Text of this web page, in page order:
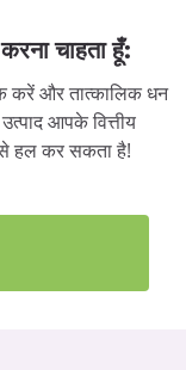
करनाचाहताहूँ:
करें और तात्कालिक धन
आपके वित्तीय
हल कर सकता है!